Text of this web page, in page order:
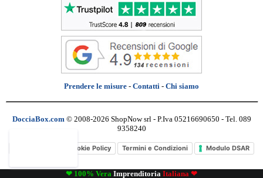
Prendere le misure - Contatti - Chi siamo
DocciaBox.com © 2008-2026 ShopNow srl - P.Iva 05216690650 - Tel. 089
9358240
Cookie Policy Termini e Condizioni Modulo DSAR
❤ 100% Vera Imprenditoria Italiana ❤